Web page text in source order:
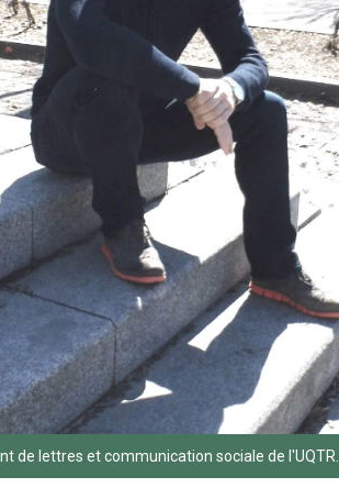
de lettres et communication sociale de l'UQTR.